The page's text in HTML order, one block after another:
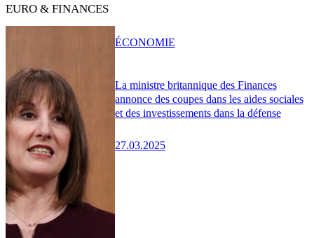
EURO & FINANCES
La ministre britannique des Finances
annonce des coupes dans les aides sociales
et des investissements dans la défense
27.03.2025
ÉCONOMIE